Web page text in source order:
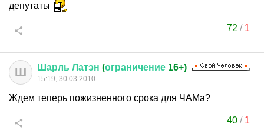
депутаты
72 / 1
Ш Шарль Латэн (ограничение 16+)
15:19, 30.03.2010
Ждем теперь пожизненного срока для ЧАМа?
40 / 1